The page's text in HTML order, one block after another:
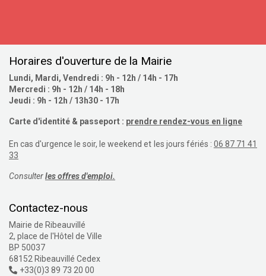
Horaires d'ouverture de la Mairie
Lundi, Mardi, Vendredi : 9h - 12h / 14h - 17h
Mercredi : 9h - 12h / 14h - 18h
Jeudi : 9h - 12h / 13h30 - 17h
Carte d'identité & passeport : prendre rendez-vous en ligne
En cas d'urgence le soir, le weekend et les jours fériés : 06 87 71 41
33
Consulterles offres d'emploi.
Contactez-nous
Mairie de Ribeauvillé
2, place de l'Hôtel de Ville
BP 50037
68152 Ribeauvillé Cedex
+33(0)3 89 73 20 00